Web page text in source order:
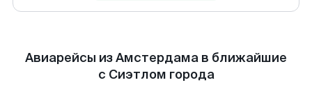
Авиарейсы из Амстердама в ближайшие
с Сиэтлом города